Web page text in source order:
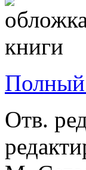
Полный
Отв.